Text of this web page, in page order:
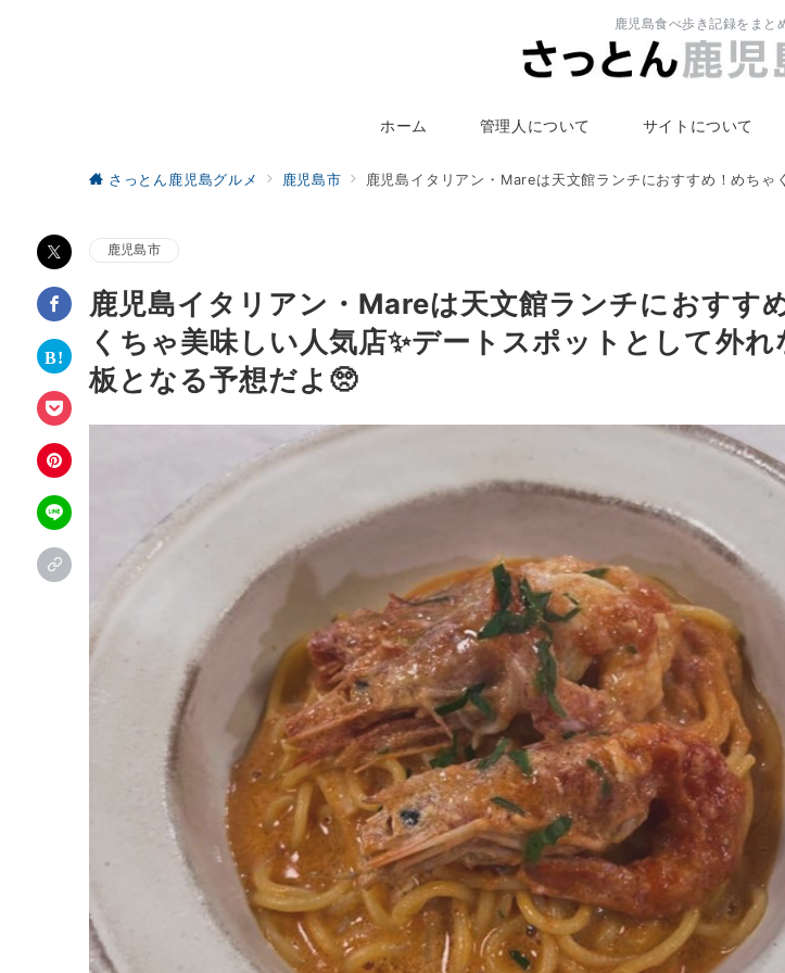
鹿児島食べ歩き記録をまと
ホーム 管理人について サイトについて
さっとん鹿児島グルメ 鹿児島市 鹿児島イタリアン・Mareは天文館ランチにおすすめ！めち
鹿児島市
鹿児島イタリアン・Mareは天文館ランチにおすす
くちゃ美味しい人気店✨デートスポットとして外れ
板となる予想だよ🥺